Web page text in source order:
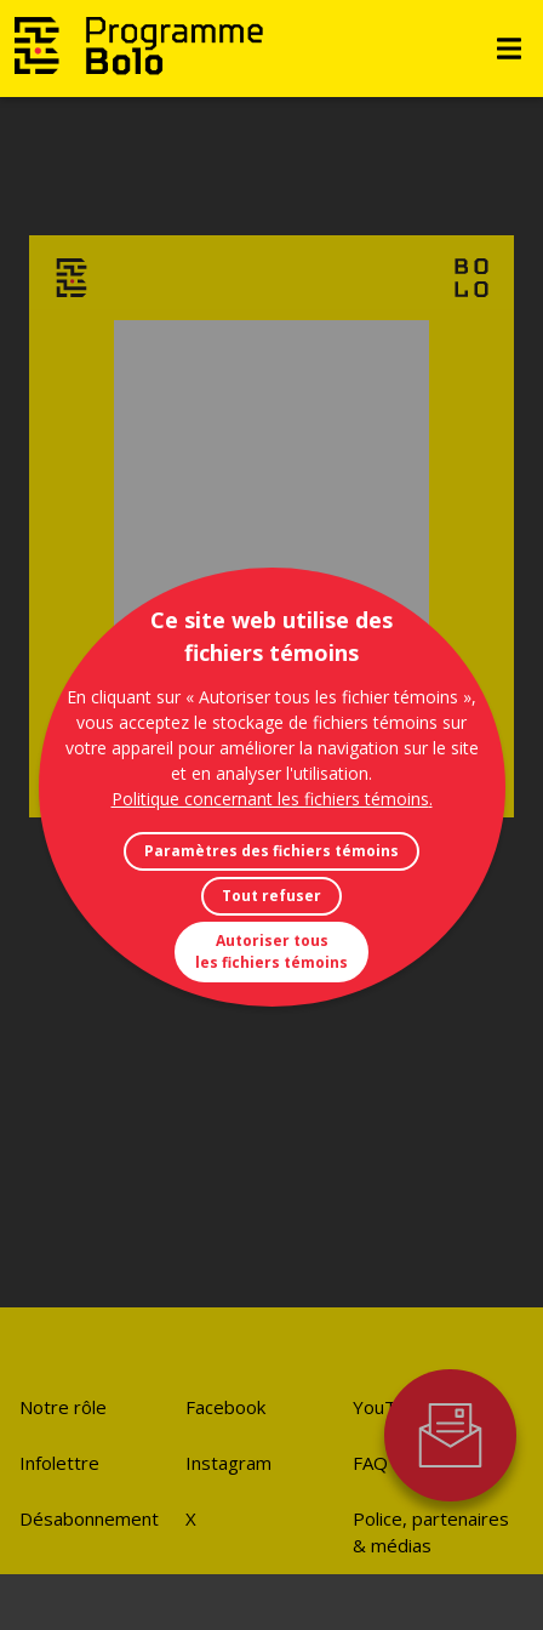
Ce site web utilise des
fichiers témoins
En cliquant sur « Autoriser tous les fichier témoins »,
vous acceptez le stockage de fichiers témoins sur
votre appareil pour améliorer la navigation sur le site
et en analyser l'utilisation.
Politique concernant les fichiers témoins.
Paramètres des fichiers témoins
Tout refuser
Autoriser tous
les fichiers témoins
Notre rôle
Infolettre
Désabonnement
Facebook
Instagram
X
YouTube
FAQ
Police, partenaires
& médias